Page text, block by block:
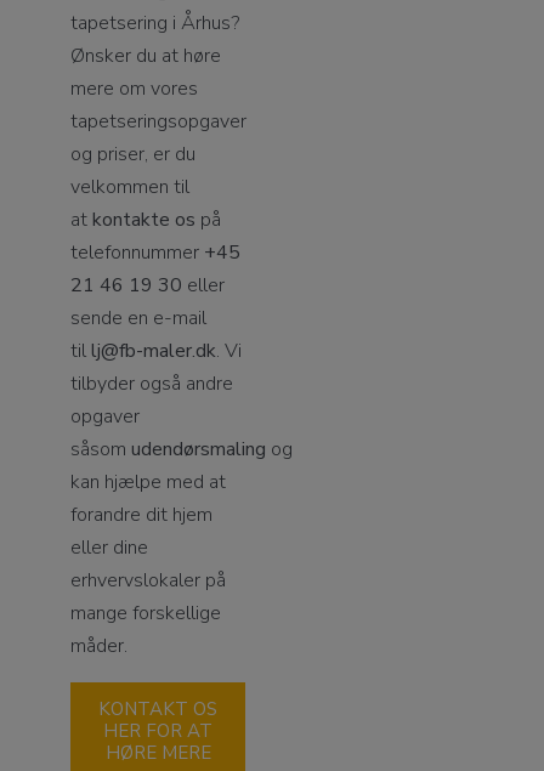
tapetsering i Århus?
Ønsker du at høre
mere om vores
tapetseringsopgaver
og priser, er du
velkommen til
at kontakte os på
telefonnummer +45
21 46 19 30 eller
sende en e-mail
til lj@fb-maler.dk. Vi
tilbyder også andre
opgaver
såsom udendørsmaling og
kan hjælpe med at
forandre dit hjem
eller dine
erhvervslokaler på
mange forskellige
måder.
KONTAKT OS
HER FOR AT
HØRE MERE